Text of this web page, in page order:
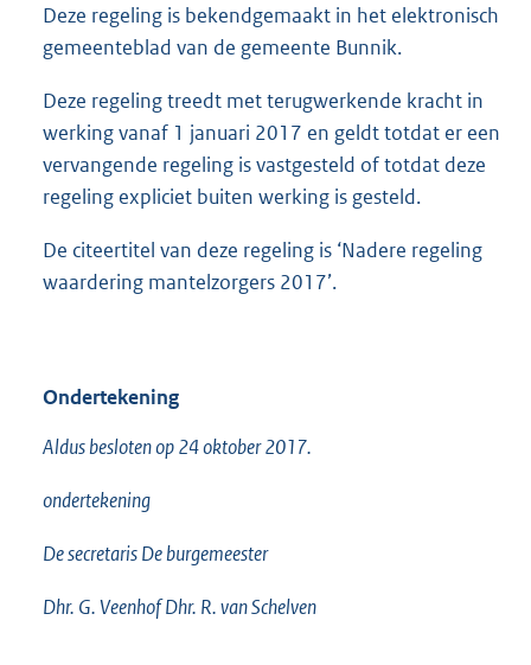
Deze regeling is bekendgemaakt in het elektronisch
gemeenteblad van de gemeente Bunnik.
Deze regeling treedt met terugwerkende kracht in
werking vanaf 1 januari 2017 en geldt totdat er een
vervangende regeling is vastgesteld of totdat deze
regeling expliciet buiten werking is gesteld.
De citeertitel van deze regeling is ‘Nadere regeling
waardering mantelzorgers 2017’.
Ondertekening
Aldus besloten op 24 oktober 2017.
ondertekening
De secretaris De burgemeester
Dhr. G. Veenhof Dhr. R. van Schelven